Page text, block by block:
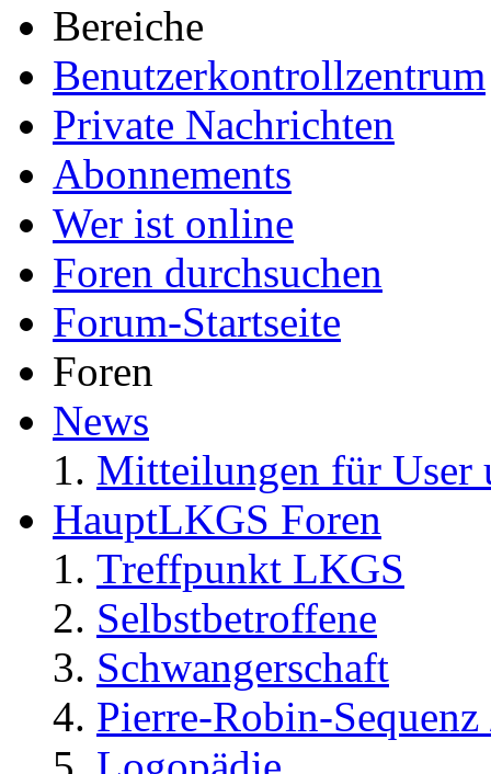
Bereiche
Benutzerkontrollzentrum
Private Nachrichten
Abonnements
Wer ist online
Foren durchsuchen
Forum-Startseite
Foren
News
Mitteilungen für User
HauptLKGS Foren
Treffpunkt LKGS
Selbstbetroffene
Schwangerschaft
Pierre-Robin-